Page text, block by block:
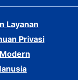
Layanan
Privasi